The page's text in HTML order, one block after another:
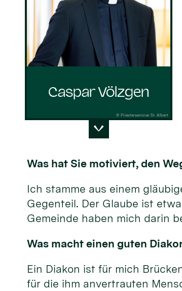
Caspar Völzgen
© Priesterseminar St. Albert
Was hat Sie motiviert, den
Ich stamme aus einem
Gegenteil. Der Glaube ist
Gemeinde haben mich darin
Was macht einen guten
Ein Diakon ist für mich
für die ihm anvertrauten